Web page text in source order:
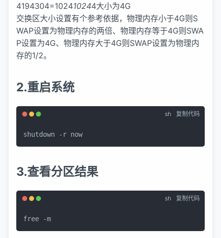
4194304=102410244大小为4G
交换区大小设置有个参考依据，物理内存小于4G则S
WAP设置为物理内存的两倍、物理内存等于4G则SWA
P设置为4G、物理内存大于4G则SWAP设置为物理内
存的1/2。
2.重启系统
sh 复制代码
shutdown -r now
3.查看分区结果
sh 复制代码
free -m